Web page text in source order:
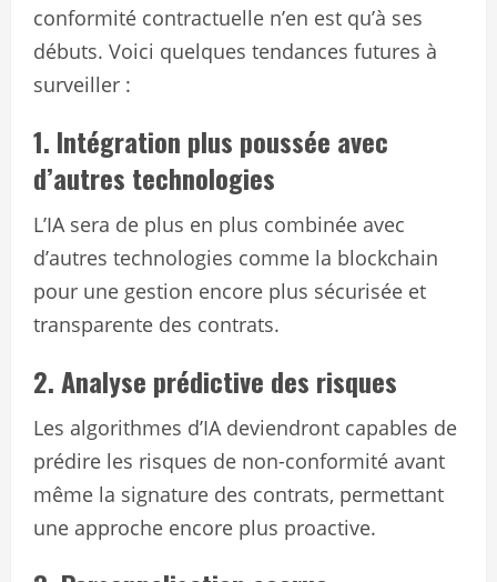
conformité contractuelle n’en est qu’à ses
débuts. Voici quelques tendances futures à
surveiller :
1. Intégration plus poussée avec
d’autres technologies
L’IA sera de plus en plus combinée avec
d’autres technologies comme la blockchain
pour une gestion encore plus sécurisée et
transparente des contrats.
2. Analyse prédictive des risques
Les algorithmes d’IA deviendront capables de
prédire les risques de non-conformité avant
même la signature des contrats, permettant
une approche encore plus proactive.